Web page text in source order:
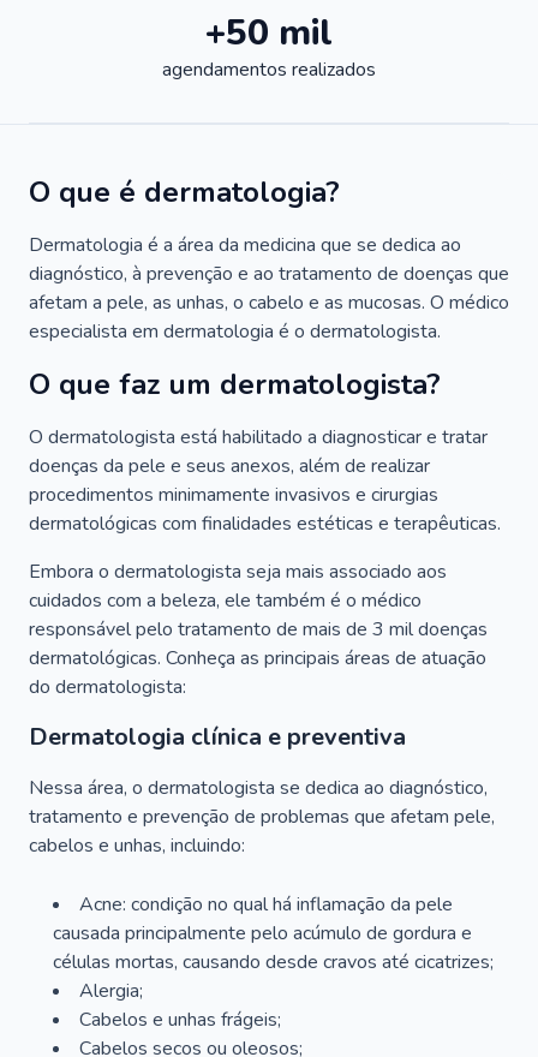
+50 mil
agendamentos realizados
O que é dermatologia?
Dermatologia é a área da medicina que se dedica ao
diagnóstico, à prevenção e ao tratamento de doenças que
afetam a pele, as unhas, o cabelo e as mucosas. O médico
especialista em dermatologia é o dermatologista.
O que faz um dermatologista?
O dermatologista está habilitado a diagnosticar e tratar
doenças da pele e seus anexos, além de realizar
procedimentos minimamente invasivos e cirurgias
dermatológicas com finalidades estéticas e terapêuticas.
Embora o dermatologista seja mais associado aos
cuidados com a beleza, ele também é o médico
responsável pelo tratamento de mais de 3 mil doenças
dermatológicas. Conheça as principais áreas de atuação
do dermatologista:
Dermatologia clínica e preventiva
Nessa área, o dermatologista se dedica ao diagnóstico,
tratamento e prevenção de problemas que afetam pele,
cabelos e unhas, incluindo:
Acne: condição no qual há inflamação da pele
causada principalmente pelo acúmulo de gordura e
células mortas, causando desde cravos até cicatrizes;
Alergia;
Cabelos e unhas frágeis;
Cabelos secos ou oleosos;